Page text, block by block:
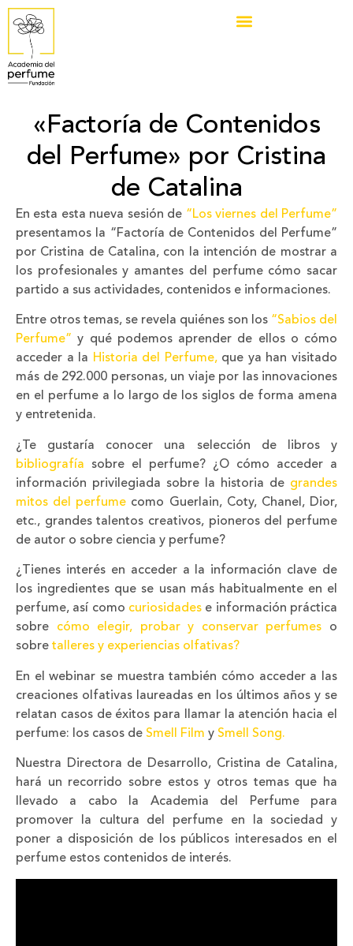
«Factoría de Contenidos
del Perfume» por Cristina
de Catalina
En esta esta nueva sesión de “Los viernes del Perfume”
presentamos la “Factoría de Contenidos del Perfume”
por Cristina de Catalina, con la intención de mostrar a
los profesionales y amantes del perfume cómo sacar
partido a sus actividades, contenidos e informaciones.
Entre otros temas, se revela quiénes son los “Sabios del
Perfume” y qué podemos aprender de ellos o cómo
acceder a la Historia del Perfume,que ya han visitado
más de 292.000 personas, un viaje por las innovaciones
en el perfume a lo largo de los siglos de forma amena
y entretenida.
¿Te gustaría conocer una selección de libros y
bibliografía sobre el perfume? ¿O cómo acceder a
información privilegiada sobre la historia de grandes
mitos del perfume como Guerlain, Coty, Chanel, Dior,
etc., grandes talentos creativos, pioneros del perfume
de autor o sobre ciencia y perfume?
¿Tienes interés en acceder a la información clave de
los ingredientes que se usan más habitualmente en el
perfume, así como curiosidades e información práctica
sobre cómo elegir, probar y conservar perfumes o
sobre talleres y experiencias olfativas?
En el webinar se muestra también cómo acceder a las
creaciones olfativas laureadas en los últimos años y se
relatan casos de éxitos para llamar la atención hacia el
perfume: los casos de Smell Film y Smell Song.
Nuestra Directora de Desarrollo, Cristina de Catalina,
hará un recorrido sobre estos y otros temas que ha
llevado a cabo la Academia del Perfume para
promover la cultura del perfume en la sociedad y
poner a disposición de los públicos interesados en el
perfume estos contenidos de interés.